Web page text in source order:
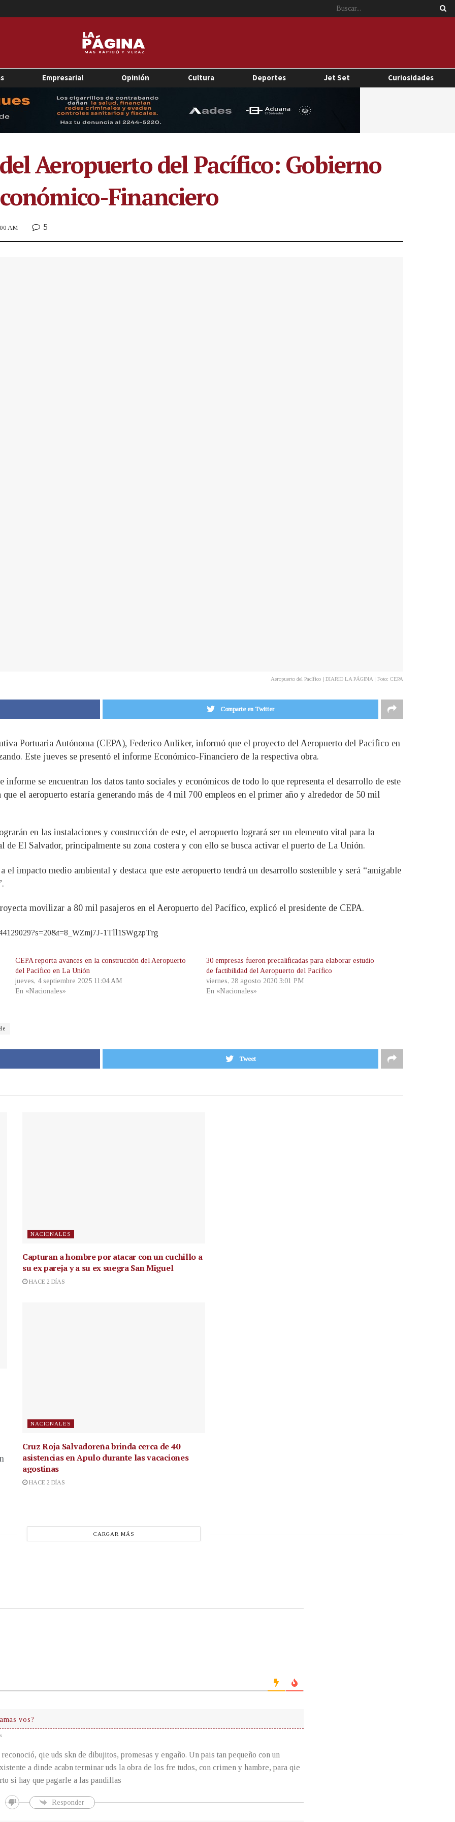
Empresarial Opinión Cultura Deportes Jet Set Curiosidades
Aeropuerto del Pacífico: Gobierno
Financiero
AM 5
Aeropuerto del Pacífico | DIARIO LA PÁGINA | Foto: CEPA
Comparte en Twitter
Portuaria Autónoma (CEPA), Federico Anliker, informó que el proyecto del Aeropuerto del Pacífico en
Este jueves se presentó el informe Económico-Financiero de la respectiva obra.
se encuentran los datos tanto sociales y económicos de todo lo que representa el desarrollo de este
que el aeropuerto estaría generando más de 4 mil 700 empleos en el primer año y alrededor de 50 mil
en las instalaciones y construcción de este, el aeropuerto logrará ser un elemento vital para la
de El Salvador, principalmente su zona costera y con ello se busca activar el puerto de La Unión.
el impacto medio ambiental y destaca que este aeropuerto tendrá un desarrollo sostenible y será “amigable
movilizar a 80 mil pasajeros en el Aeropuerto del Pacífico, explicó el presidente de CEPA.
1Tll1SWgzpTrg
CEPA reporta avances en la construcción del Aeropuerto
del Pacífico en La Unión
jueves, 4 septiembre 2025 11:04 AM
En «Nacionales»
30 empresas fueron precalificadas para elaborar estudio
de factibilidad del Aeropuerto del Pacífico
viernes, 28 agosto 2020 3:01 PM
En «Nacionales»
Tweet
NACIONALES
Capturan a hombre por atacar con un cuchillo a
su ex pareja y a su ex suegra San Miguel
HACE 2 DÍAS
NACIONALES
Cruz Roja Salvadoreña brinda cerca de 40
asistencias en Apulo durante las vacaciones
agostinas
HACE 2 DÍAS
CARGAR MÁS
vos?
qie uds skn de dibujitos, promesas y engaño. Un pais tan pequeño con un
a dinde acabn terminar uds la obra de los fre tudos, con crimen y hambre, para qie
si hay que pagarle a las pandillas
Responder